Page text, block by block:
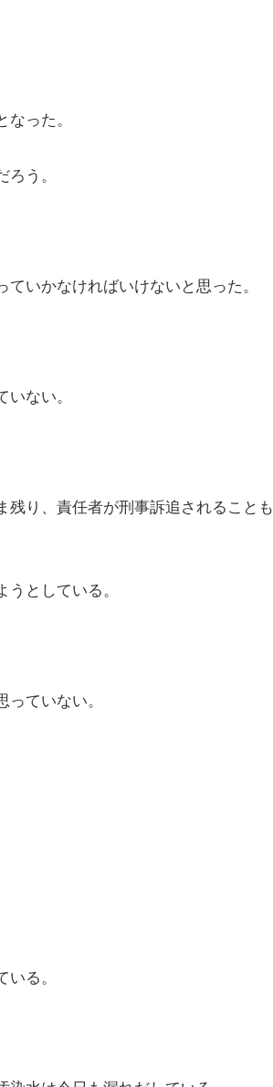
った。
う。
いかなければいけないと思った。
ない。
り、責任者が刑事訴追されることも
としている。
ていない。
る。